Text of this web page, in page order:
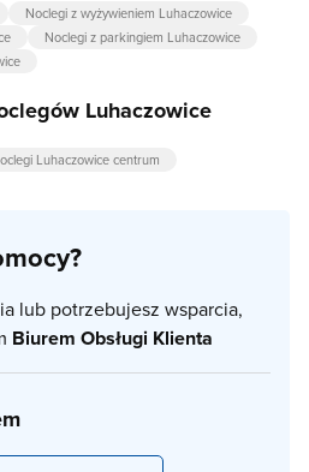
Noclegi z wyżywieniem Luhaczowice
Noclegi z parkingiem Luhaczowice
Luhaczowice
Luhaczowice centrum
lub potrzebujesz wsparcia,
Biurem Obsługi Klienta